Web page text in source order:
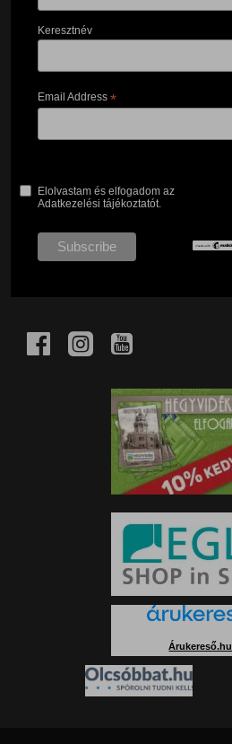
Keresztnév
Email Address *
Elolvastam és elfogadom az
Adatkezelési tájékoztatót.
Árukereső.hu